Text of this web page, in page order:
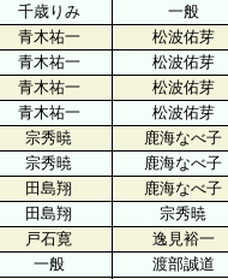
千歳りみ
一般
青木祐一
松波佑芽
青木祐一
松波佑芽
青木祐一
松波佑芽
青木祐一
松波佑芽
宗秀暁
鹿海なべ子
宗秀暁
鹿海なべ子
田島翔
鹿海なべ子
田島翔
宗秀暁
戸石寛
逸見裕一
一般
渡部誠道